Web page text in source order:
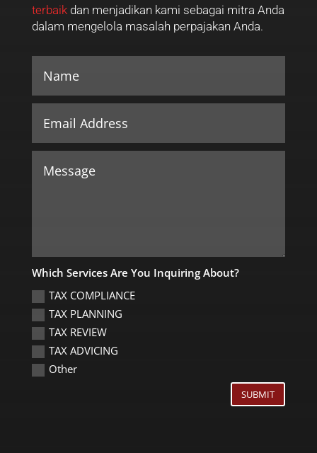
terbaikdan menjadikan kami sebagai mitra Anda
dalam mengelola masalah perpajakan Anda.
Which Services Are You Inquiring About?
TAX COMPLIANCE
TAX PLANNING
TAX REVIEW
TAX ADVICING
Other
SUBMIT